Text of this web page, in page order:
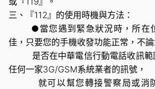
三、『112』的使用時機與方法：
●當您遇到緊急狀況時，所在
佳，只要您的手機收發功能正常，不
是否在中華電信行動電話收訊範
任何一家3G/GSM系統業者的訊號，
就可以幫您轉接警察局或消